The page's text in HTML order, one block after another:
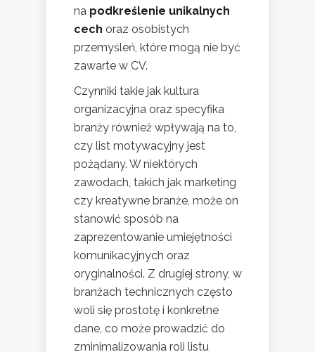
na podkreślenie unikalnych
cech oraz osobistych
przemyśleń, które mogą nie być
zawarte w CV.
Czynniki takie jak kultura
organizacyjna oraz specyfika
branży również wpływają na to,
czy list motywacyjny jest
pożądany. W niektórych
zawodach, takich jak marketing
czy kreatywne branże, może on
stanowić sposób na
zaprezentowanie umiejętności
komunikacyjnych oraz
oryginalności. Z drugiej strony, w
branżach technicznych często
woli się prostotę i konkretne
dane, co może prowadzić do
zminimalizowania roli listu